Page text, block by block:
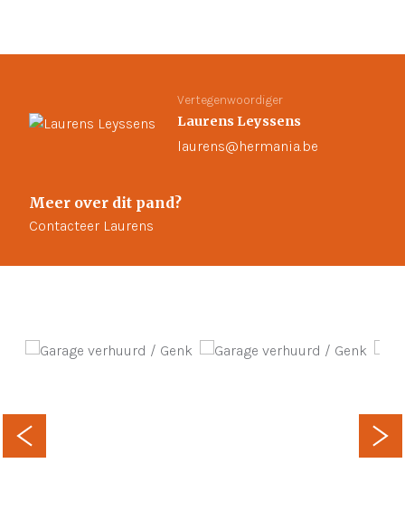
Vertegenwoordiger
Laurens Leyssens
laurens@hermania.be
Meer over dit pand?
Contacteer Laurens